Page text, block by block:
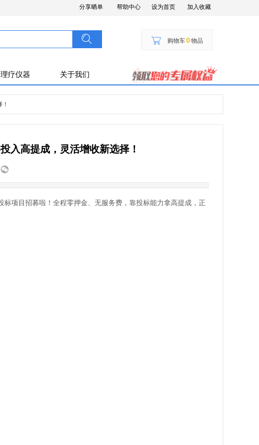
设为首页 加入收藏
分享晒单 帮助中心
搜索
按钮文本 购物车0物品
理疗仪器 关于我们
高提成，灵活增收新选择！
项目招募啦！全程零押金、无服务费，靠投标能力拿高提成，正